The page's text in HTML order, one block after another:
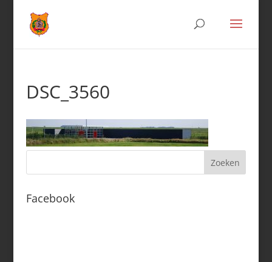
DSC_3560
Facebook